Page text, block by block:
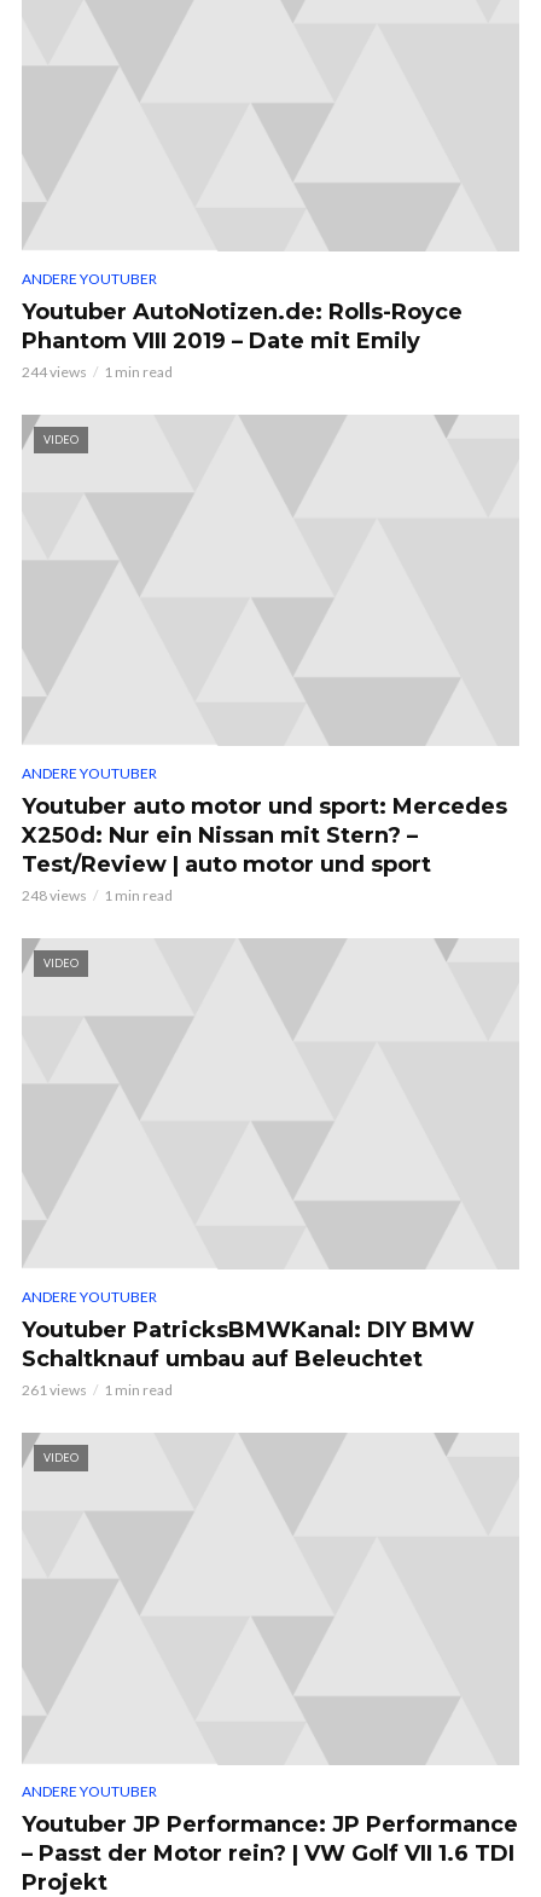
ANDERE YOUTUBER
Youtuber AutoNotizen.de: Rolls-Royce
Phantom VIII 2019 – Date mit Emily
244 views 1 min read
VIDEO
ANDERE YOUTUBER
Youtuber auto motor und sport: Mercedes
X250d: Nur ein Nissan mit Stern? –
Test/Review | auto motor und sport
248 views 1 min read
VIDEO
ANDERE YOUTUBER
Youtuber PatricksBMWKanal: DIY BMW
Schaltknauf umbau auf Beleuchtet
261 views 1 min read
VIDEO
ANDERE YOUTUBER
Youtuber JP Performance: JP Performance
– Passt der Motor rein? | VW Golf VII 1.6 TDI
Projekt